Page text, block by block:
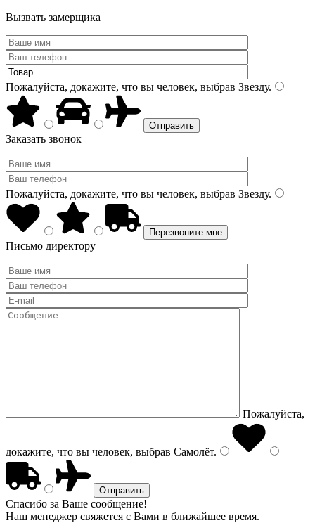
Вызвать замерщика
Пожалуйста, докажите, что вы человек, выбрав Звезду.
Заказать звонок
Пожалуйста, докажите, что вы человек, выбрав Звезду.
Письмо директору
Пожалуйста,
докажите, что вы человек, выбрав Самолёт.
Спасибо за Ваше сообщение!
Наш менеджер свяжется с Вами в ближайшее время.